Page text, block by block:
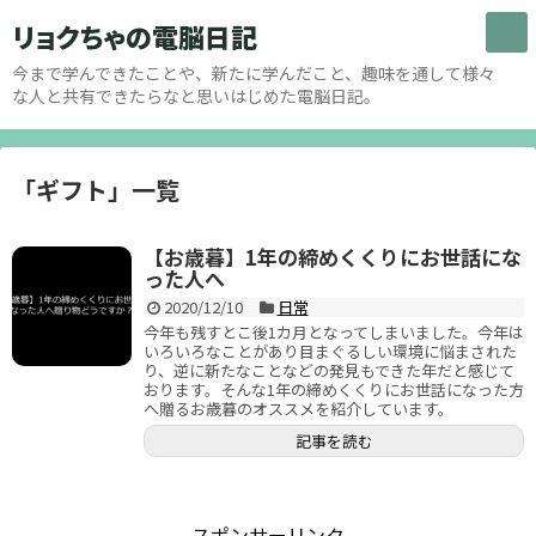
リョクちゃの電脳日記
今まで学んできたことや、新たに学んだこと、趣味を通して様々
な人と共有できたらなと思いはじめた電脳日記。
「ギフト」 一覧
【お歳暮】1年の締めくくりにお世話にな
った人へ
2020/12/10
日常
今年も残すとこ後1カ月となってしまいました。今年は
いろいろなことがあり目まぐるしい環境に悩まされた
り、逆に新たなことなどの発見もできた年だと感じて
おります。そんな1年の締めくくりにお世話になった方
へ贈るお歳暮のオススメを紹介しています。
記事を読む